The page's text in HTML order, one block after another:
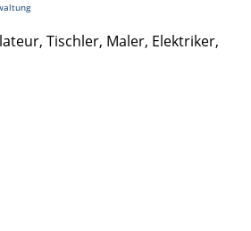
Tischler, Maler, Elektriker,